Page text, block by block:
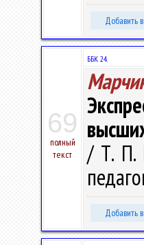
Добавить
69
полный
текст
ББК 24.
/ Т. П.
Добавить